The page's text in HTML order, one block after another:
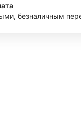
безналичным